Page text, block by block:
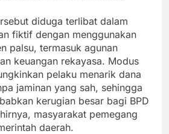
diduga terlibat dalam
fiktif dengan menggunakan
palsu, termasuk agunan
keuangan rekayasa. Modus
pelaku menarik dana
jaminan yang sah, sehingga
kerugian besar bagi BPD
masyarakat pemegang
daerah.